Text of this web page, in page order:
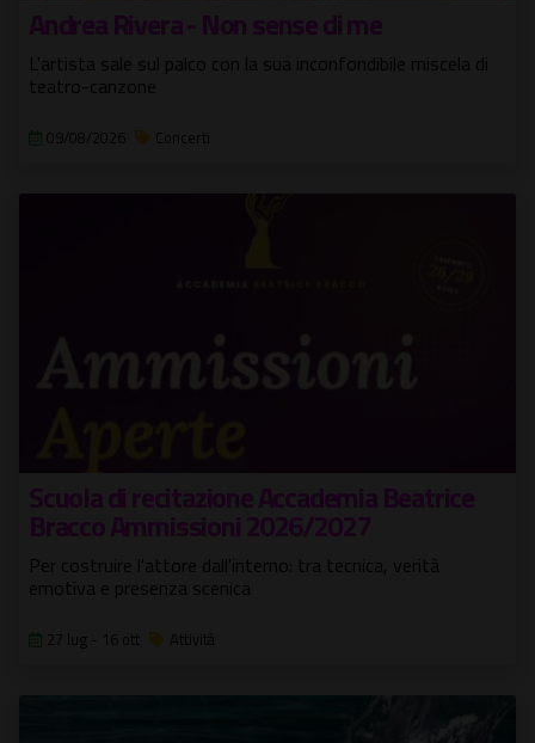
Andrea Rivera - Non sense di me
L'artista sale sul palco con la sua inconfondibile miscela di
teatro-canzone
09/08/2026 Concerti
Scuola di recitazione Accademia Beatrice
Bracco Ammissioni 2026/2027
Per costruire l'attore dall'interno: tra tecnica, verità
emotiva e presenza scenica
27 lug - 16 ott Attività